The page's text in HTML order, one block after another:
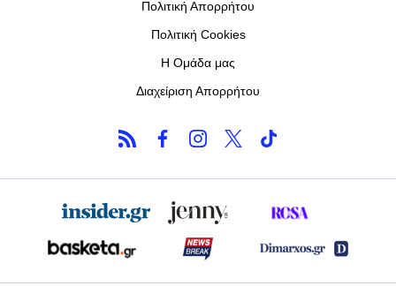
Πολιτική Απορρήτου
Πολιτική Cookies
Η Ομάδα μας
Διαχείριση Απορρήτου